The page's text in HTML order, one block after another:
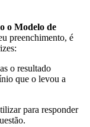
o Modelo de
preenchimento, é
o resultado
que o levou a
para responder